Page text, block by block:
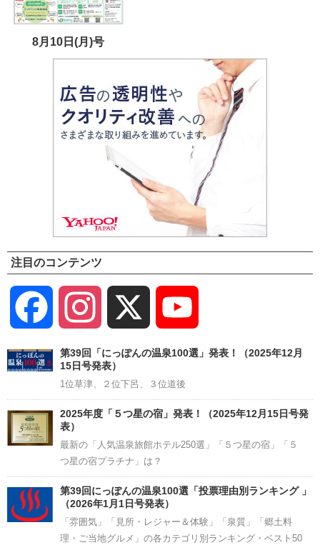
8月10日(月)号
注目のコンテンツ
Facebook Instagram
Channel
第39回「にっぽんの温泉100選」発表！（2025年12月
15日号発表）
1位草津、２位下呂、３位道後
2025年度「５つ星の宿」発表！（2025年12月15日号発
表）
最新の「人気温泉旅館ホテル250選」「５つ星の宿」「５
つ星の宿プラチナ」は？
第39回にっぽんの温泉100選「投票理由別ランキング 」
（2026年1月1日号発表）
「雰囲気」「見所・レジャー＆体験」「泉質」「郷土料
理・ご当地グルメ」の各カテゴリ別ランキング・ベスト50